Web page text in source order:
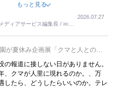
移動はグレイハウンドバスでした。
を利用してホテル代を浮かせていま
若いからできたことです。若い人が
に行った、青森に行ったと聞くと、
のかなと思ってしまいます。
もっと見る
ディアサービス編集長 / ㈱ツ
2026.07.27
が夏休み企画展「クマと人との距
日から開催
の報道に接しない日がありません。
、クマが人里に現れるのか。、万
したら、どうしたらいいのか。テレ